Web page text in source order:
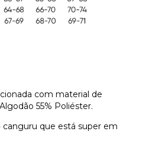
com material de
55% Poliéster.
que está super em